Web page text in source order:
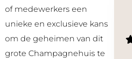
of medewerkers een
unieke en exclusieve kans
om de geheimen van dit
grote Champagnehuis te